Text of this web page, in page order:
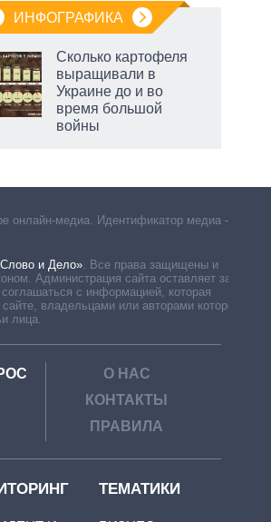
ИНФОГРАФИКА
Сколько картофеля
выращивали в
Украине до и во
время большой
войны
онлайн-медиа. Идентификатор медиа –
и Дело». Все права защищены и
Администрация сайта оставляет за
с информацией, которая
владельцами или авторами которой
лица.
О НАС
КОНТАКТЫ
ПРАВИЛА
ТЕМАТИКИ